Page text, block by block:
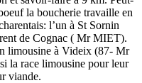
la boucherie travaille en
l’un à St Sornin
de Cognac ( Mr MIET).
limousine à Videix (87- Mr
la race limousine pour leur
viande.